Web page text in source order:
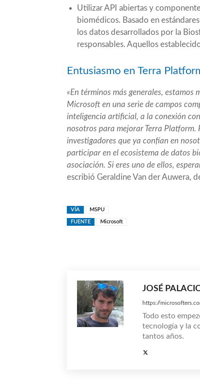
Utilizar API abiertas y
biomédicos. Basado en
los datos desarrollados por la
responsables. Aquellos
Entusiasmo en Terra
«En términos más generales,
Microsoft en una serie de campos
inteligencia artificial, a la conexión
nosotros para mejorar Terra Platform.
investigadores que ya confían en
participar en el ecosistema de datos
asociación. Si eres uno de ellos,
escribió Geraldine Van der Auwera,
VÍA MSPU
FUENTE Microsoft
JOSÉ
https://
Todo esto
tecnología y la
tantos años.